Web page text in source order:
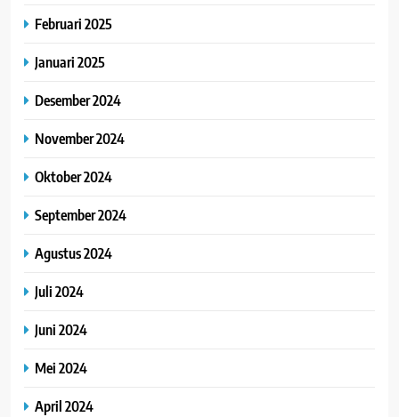
Februari 2025
Januari 2025
Desember 2024
November 2024
Oktober 2024
September 2024
Agustus 2024
Juli 2024
Juni 2024
Mei 2024
April 2024